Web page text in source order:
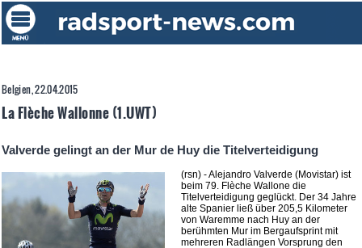
Belgien, 22.04.2015
La Flèche Wallonne (1.UWT)
Valverde gelingt an der Mur de Huy die Titelverteidigung
(rsn) - Alejandro Valverde (Movistar) ist
beim 79. Flèche Wallone die
Titelverteidigung geglückt. Der 34 Jahre
alte Spanier ließ über 205,5 Kilometer
von Waremme nach Huy an der
berühmten Mur im Bergaufsprint mit
mehreren Radlängen Vorsprung den